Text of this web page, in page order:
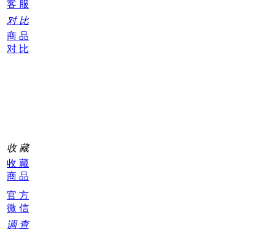
客 服
对 比
商 品
对 比
收 藏
收 藏
商 品
官 方
微 信
调 查